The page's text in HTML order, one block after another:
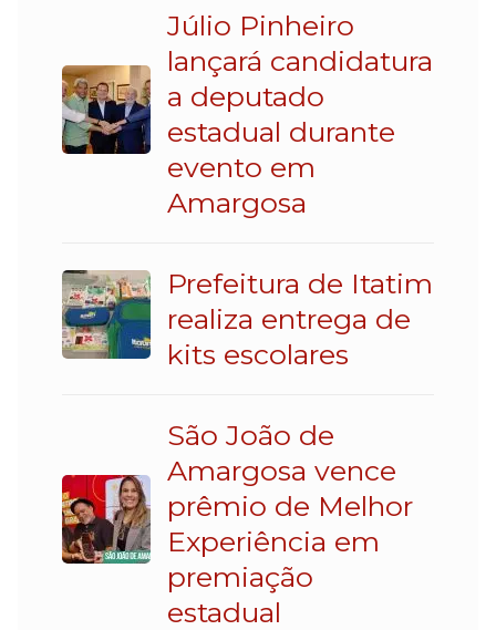
Júlio Pinheiro
lançará candidatura
a deputado
estadual durante
evento em
Amargosa
Prefeitura de Itatim
realiza entrega de
kits escolares
São João de
Amargosa vence
prêmio de Melhor
Experiência em
premiação
estadual